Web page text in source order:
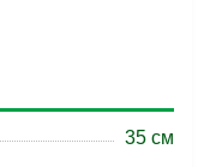
35 см